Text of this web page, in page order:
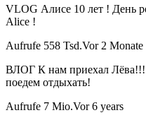
VLOG Алисе 10 лет ! День
Alice !
Aufrufe 558 Tsd.Vor 2 Monate
ВЛОГ К нам приехал
поедем отдыхать!
Aufrufe 7 Mio.Vor 6 years